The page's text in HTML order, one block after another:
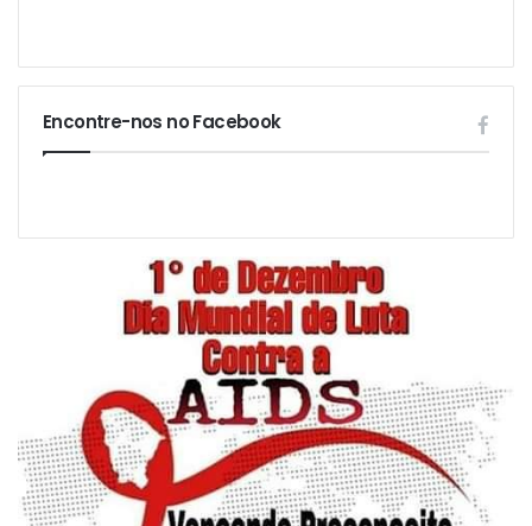
Encontre-nos no Facebook